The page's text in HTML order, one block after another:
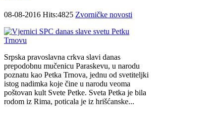
08-08-2016 Hits:4825 Zvorničke novosti
Srpska pravoslavna crkva slavi danas
prepodobnu mučenicu Paraskevu, u narodu
poznatu kao Petka Trnova, jednu od svetiteljki
istog nadimka koje čine u narodu veoma
poštovan kult Svete Petke. Sveta Petka je bila
rodom iz Rima, poticala je iz hrišćanske...